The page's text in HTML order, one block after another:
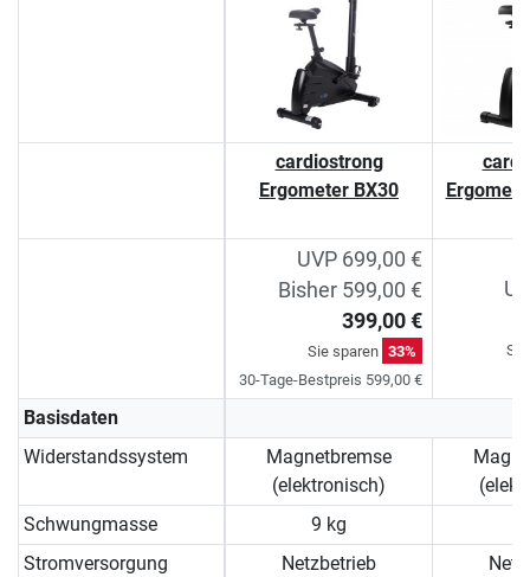
cardiostrong
Ergometer BX30
UVP 699,00 €
Bisher 599,00 €
399,00 €
Sie sparen 33%
30-Tage-Bestpreis 599,00 €
Basisdaten
Widerstandssystem
Magnetbremse
(elektronisch)
Schwungmasse
9 kg
Stromversorgung
Netzbetrieb